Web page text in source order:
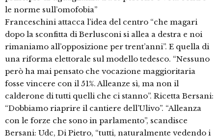
le norme sull’omofobia”
Franceschini attacca l’idea del centro “che magari
dopo la sconfitta di Berlusconi si allea a destra e noi
rimaniamo all’opposizione per trent’anni”. E quella di
una riforma elettorale sul modello tedesco. “Nessuno
però ha mai pensato che vocazione maggioritaria
fosse vincere con il 51%. Alleanze sì, ma non il
calderone di tutti quelli che ci stanno”. Ricetta Bersani:
“Dobbiamo riaprire il cantiere dell’Ulivo”. “Alleanza
con le forze che sono in parlamento”, scandisce
Bersani: Udc, Di Pietro, “tutti, naturalmente vedendo i